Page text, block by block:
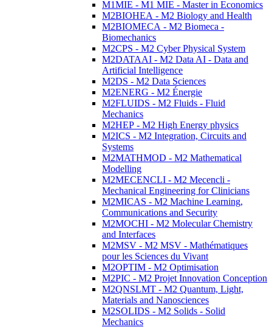
M1MIE - M1 MIE - Master in Economics
M2BIOHEA - M2 Biology and Health
M2BIOMECA - M2 Biomeca -
Biomechanics
M2CPS - M2 Cyber Physical System
M2DATAAI - M2 Data AI - Data and
Artificial Intelligence
M2DS - M2 Data Sciences
M2ENERG - M2 Énergie
M2FLUIDS - M2 Fluids - Fluid
Mechanics
M2HEP - M2 High Energy physics
M2ICS - M2 Integration, Circuits and
Systems
M2MATHMOD - M2 Mathematical
Modelling
M2MECENCLI - M2 Mecencli -
Mechanical Engineering for Clinicians
M2MICAS - M2 Machine Learning,
Communications and Security
M2MOCHI - M2 Molecular Chemistry
and Interfaces
M2MSV - M2 MSV - Mathématiques
pour les Sciences du Vivant
M2OPTIM - M2 Optimisation
M2PIC - M2 Projet Innovation Conception
M2QNSLMT - M2 Quantum, Light,
Materials and Nanosciences
M2SOLIDS - M2 Solids - Solid
Mechanics